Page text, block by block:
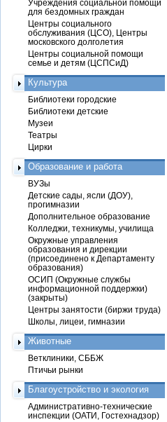
Учреждения социальной помощи
для бездомных граждан
Центры социального
обслуживания (ЦСО), Центры
московского долголетия
Центры социальной помощи
семье и детям (ЦСПСиД)
Культура
Библиотеки городские
Библиотеки детские
Музеи
Театры
Цирки
Образование и работа
ВУЗы
Детские сады, ясли (ДОУ),
прогимназии
Дополнительное образование
Колледжи, техникумы, училища
Окружные управления
образования и дирекции
(присоединено к Департаменту
образования)
ОСИП (Окружные службы
информационной поддержки)
(закрыты)
Центры занятости (биржи труда)
Школы, лицеи, гимназии
Животные
Ветклиники, СББЖ
Птичьи рынки
Благоустройство и экология
Административно-технические
инспекции (ОАТИ, Гостехнадзор)